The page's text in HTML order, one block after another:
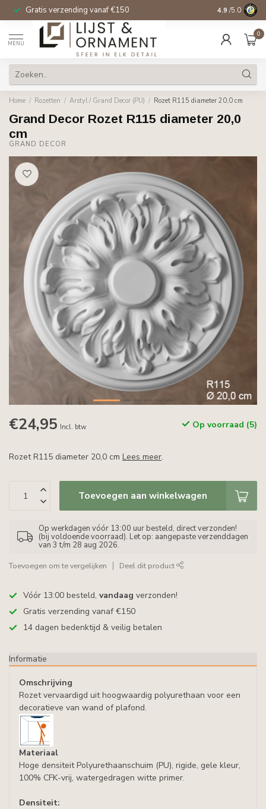
Gratis verzending vanaf €150 14 dagen
4.9 /5.0
MENU
0
Home / Rozetten / Arstyl / Grand Decor (PU) / Rozet R115 diameter 20,0 cm
Grand Decor Rozet R115 diameter 20,0
cm
GRAND DECOR
€24,95 Incl. btw Op voorraad (5)
Rozet R115 diameter 20,0 cm Lees meer.
Toevoegen aan winkelwagen
Op werkdagen vóór 13:00 uur besteld, direct verzonden!
(bij voldoende voorraad). Let op: aangepaste verzenddagen
van 3 t/m 28 aug 2026.
Toevoegen om te vergelijken Deel dit product
Vóór 13:00 besteld, vandaag verzonden!
Gratis verzending vanaf €150
14 dagen bedenktijd & veilig betalen
Informatie
Omschrijving
Rozet vervaardigd uit hoogwaardig polyurethaan voor een
decoratieve van wand of plafond.
Materiaal
Hoge densiteit Polyurethaanschuim (PU), rigide, gele kleur,
100% CFK-vrij, watergedragen witte primer.
Densiteit: